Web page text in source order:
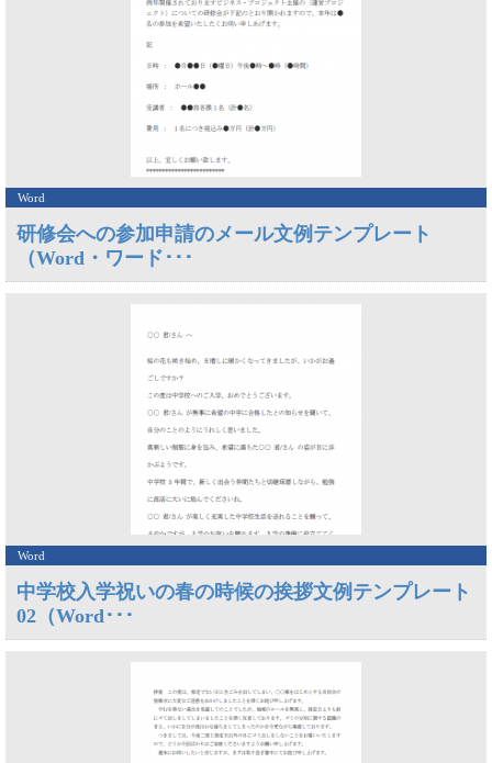
Word
研修会への参加申請のメール文例テンプレート
（Word・ワード･･･
Word
中学校入学祝いの春の時候の挨拶文例テンプレート
02（Word･･･